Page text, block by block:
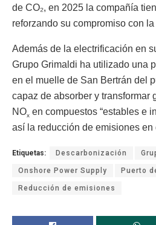
de CO₂, en 2025 la compañía
reforzando su compromiso con
Además de la electrificación en
Grupo Grimaldi ha utilizado una
en el muelle de San Bertrán del
capaz de absorber y transformar
NOx en compuestos “estables e
así la reducción de emisiones en
Etiquetas: Descarbonización
Onshore Power Supply Puerto
Reducción de emisiones